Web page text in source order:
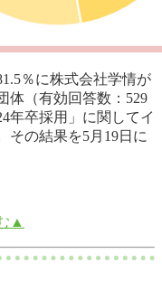
％に株式会社学情が
体（有効回答数：529
年卒採用」に関してイ
その結果を5月19日に
▲